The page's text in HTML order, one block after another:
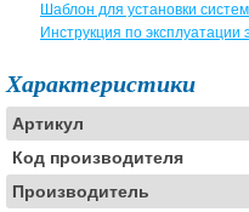
Шаблон для установки
Инструкция по эксплуатации
Характеристики
Артикул
Код производителя
Производитель